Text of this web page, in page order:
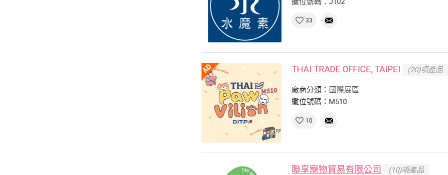
33
THAI TRADE OFFICE, TAIPEI (20)項產品
廠商分類： 國際展區
攤位號碼：M510
10
聯享寵物貿易有限公司 (10)項產品